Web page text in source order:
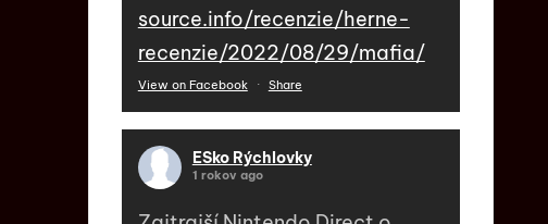
source.info/recenzie/herne-
recenzie/2022/08/29/mafia/
View on Facebook · Share
ESko Rýchlovky
1 rokov ago